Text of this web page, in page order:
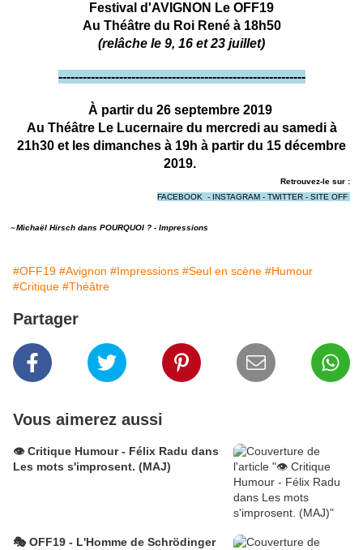
Festival d'AVIGNON Le OFF19
Au Théâtre du Roi René à 18h50
(relâche le 9, 16 et 23 juillet)
-------------------------------------------------------------
À partir du 26 septembre 2019
Au Théâtre Le Lucernaire du mercredi au samedi à
21h30 et les dimanches à 19h à partir du 15 décembre
2019.
Retrouvez-le sur :
FACEBOOK
- INSTAGRAM - TWITTER - SITE OFF
Michaël Hirsch dans POURQUOI ? - Impressions
#OFF19 #Avignon #Impressions #Seul en scène #Humour
#Critique #Théâtre
Partager
Vous aimerez aussi
👁️ Critique Humour - Félix Radu dans
Les mots s'improsent. (MAJ)
🎭 OFF19 - L'Homme de Schrödinger